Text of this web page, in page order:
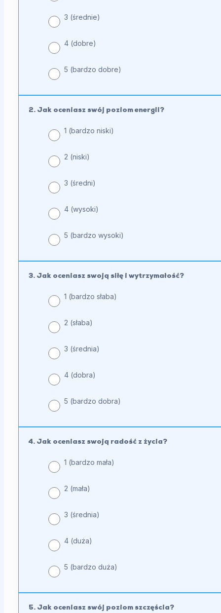
3 (średnie)
4 (dobre)
5 (bardzo dobre)
2. Jak oceniasz swój poziom energii?
1 (bardzo niski)
2 (niski)
3 (średni)
4 (wysoki)
5 (bardzo wysoki)
3. Jak oceniasz swoją siłę i wytrzymałość?
1 (bardzo słaba)
2 (słaba)
3 (średnia)
4 (dobra)
5 (bardzo dobra)
4. Jak oceniasz swoją radość z życia?
1 (bardzo mała)
2 (mała)
3 (średnia)
4 (duża)
5 (bardzo duża)
5. Jak oceniasz swój poziom szczęścia?